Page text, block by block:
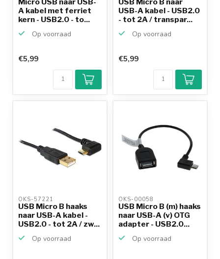
Micro USB naar USB-
A kabel met ferriet
kern - USB2.0 - to...
Op voorraad
€5,99
USB Micro B naar
USB-A kabel - USB2.0
- tot 2A / transpar...
Op voorraad
€5,99
OKS-57221
USB Micro B haaks
naar USB-A kabel -
USB2.0 - tot 2A / zw...
Op voorraad
OKS-00058
USB Micro B (m) haaks
naar USB-A (v) OTG
adapter - USB2.0...
Op voorraad